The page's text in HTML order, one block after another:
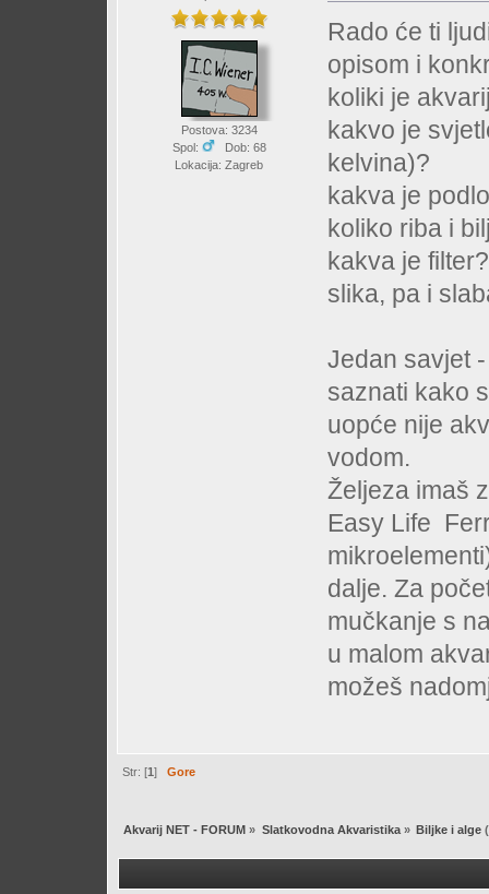
Postova: 3234
Spol:
Dob: 68
Lokacija: Zagreb
Rado će ti
opisom i
koliki je
kakvo je
kelvina)?
kakva je
koliko riba i
kakva je filter?
slika, pa i
Jedan savjet
saznati kako
uopće nije
vodom.
Željeza imaš
Easy Life
dalje. Za
mučkanje s
u malom
možeš
Str: [1]Gore
Akvarij NET - FORUM » Slatkovodna Akvaristika» Biljke i alge